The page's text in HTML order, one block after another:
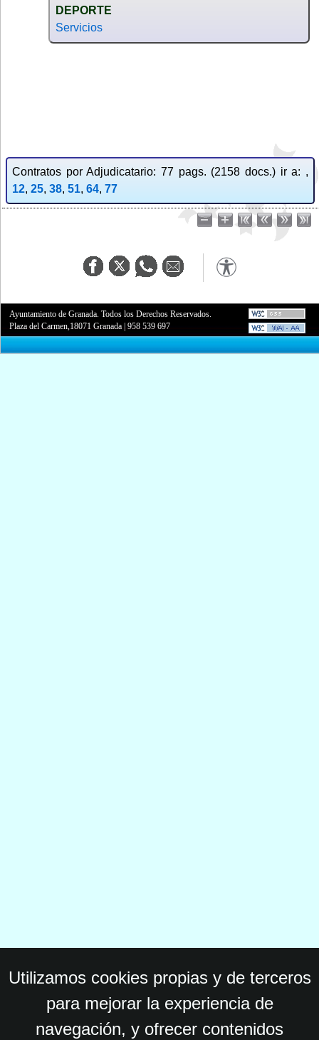
DEPORTE
Servicios
Contratos por Adjudicatario: 77 pags. (2158 docs.) ir a: ,
12, 25, 38, 51, 64, 77
Ayuntamiento de Granada. Todos los Derechos Reservados.
Plaza del Carmen,18071 Granada |958 539 697
Utilizamos cookies propias y de terceros
para mejorar la experiencia de
navegación, y ofrecer contenidos